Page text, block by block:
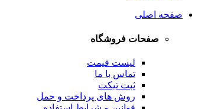
صفحه اصلی
صفحات فروشگاه
لیست قیمت
تماس با ما
ثبت تیکت
روش های پرداخت و حمل